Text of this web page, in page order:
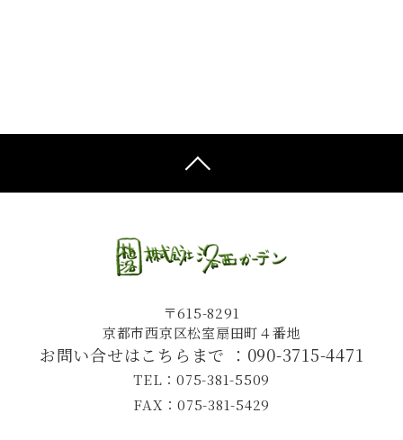
〒615-8291
京都市西京区松室扇田町４番地
お問い合せはこちらまで ： 090-3715-4471
TEL：075-381-5509
FAX：075-381-5429